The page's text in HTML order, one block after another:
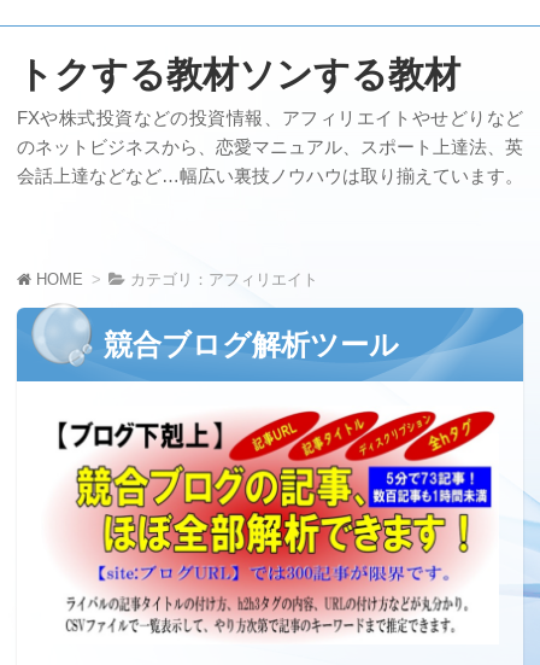
トクする教材ソンする教材
FXや株式投資などの投資情報、アフィリエイトやせどりなど
のネットビジネスから、恋愛マニュアル、スポート上達法、英
会話上達などなど…幅広い裏技ノウハウは取り揃えています。
HOME カテゴリ：アフィリエイト
競合ブログ解析ツール